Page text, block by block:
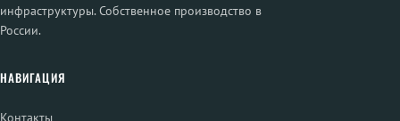
инфраструктуры. Собственное производство в
России.
НАВИГАЦИЯ
Контакты